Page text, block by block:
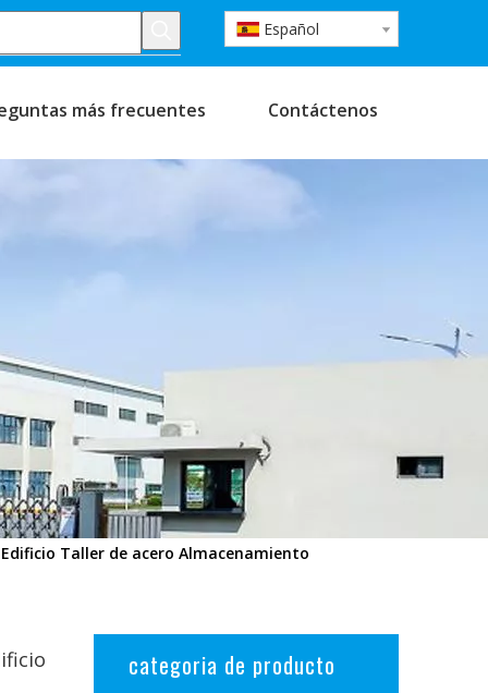
Español
más frecuentes Contáctenos
Taller de acero Almacenamiento
categoria de producto